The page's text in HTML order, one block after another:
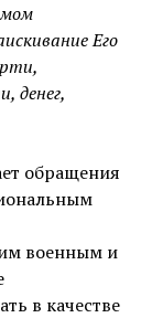
Его
денег,
обращения
военным и
в качестве